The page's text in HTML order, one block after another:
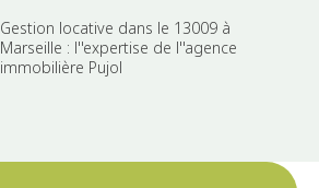
Gestion locative dans le 13009 à
Marseille : l''expertise de l''agence
immobilière Pujol